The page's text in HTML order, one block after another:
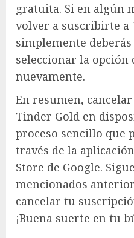
gratuita. Si en algún
volver a suscribirte a
simplemente
seleccionar la opción
nuevamente.
En resumen,
Tinder Gold en
proceso sencillo que
través de la
Store de Google.
mencionados
cancelar tu
¡Buena suerte en tu